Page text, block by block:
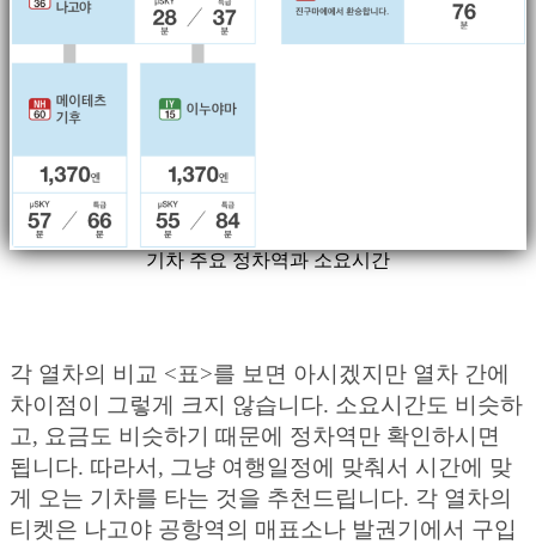
기차 주요 정차역과 소요시간
각 열차의 비교 <표>를 보면 아시겠지만 열차 간에
차이점이 그렇게 크지 않습니다. 소요시간도 비슷하
고, 요금도 비슷하기 때문에 정차역만 확인하시면
됩니다. 따라서, 그냥 여행일정에 맞춰서 시간에 맞
게 오는 기차를 타는 것을 추천드립니다. 각 열차의
티켓은 나고야 공항역의 매표소나 발권기에서 구입